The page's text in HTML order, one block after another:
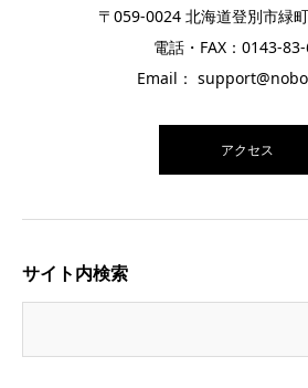
〒059-0024 北海道登別市緑
電話・FAX：0143-
Email：
アクセス
サイト内検索